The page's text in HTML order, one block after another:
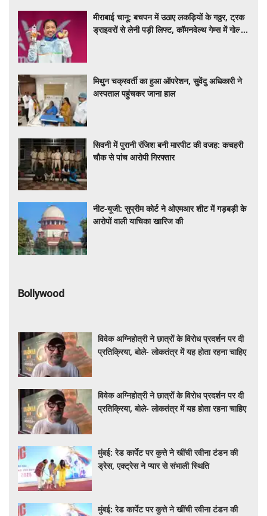
मीराबाई चानू: बचपन में उठाए लकड़ियों के गठ्ठर, ट्रक
ड्राइवरों से लेनी पड़ी लिफ्ट, कॉमनवेल्थ गेम्स में गोल्ड
मिथुन चक्रवर्ती का हुआ ऑपरेशन, सुवेंदु अधिकारी ने
अस्पताल पहुंचकर जाना हाल
सिवनी में पुरानी रंजिश बनी मारपीट की वजह: कचहरी
चौक से पांच आरोपी गिरफ्तार
नीट-यूजी: सुप्रीम कोर्ट ने ओएमआर शीट में गड़बड़ी के
आरोपों वाली याचिका खारिज की
Bollywood
विवेक अग्निहोत्री ने छात्रों के विरोध प्रदर्शन पर दी
प्रतिक्रिया, बोले- लोकतंत्र में यह होता रहना चाहिए
विवेक अग्निहोत्री ने छात्रों के विरोध प्रदर्शन पर दी
प्रतिक्रिया, बोले- लोकतंत्र में यह होता रहना चाहिए
मुंबई: रेड कार्पेट पर कुत्ते ने खींची रवीना टंडन की
ड्रेस, एक्ट्रेस ने प्यार से संभाली स्थिति
मुंबई: रेड कार्पेट पर कुत्ते ने खींची रवीना टंडन की